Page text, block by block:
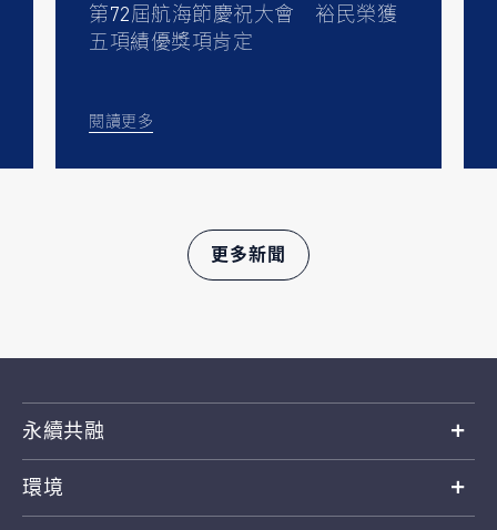
第72屆航海節慶祝大會 裕民榮獲
五項績優獎項肯定
閱讀更多
更多新聞
永續共融
環境